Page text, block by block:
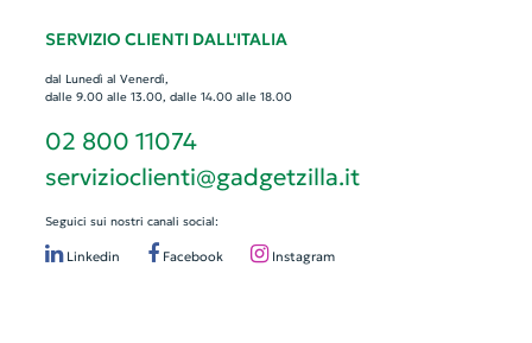
SERVIZIO CLIENTI DALL'ITALIA
dal Lunedì al Venerdì,
dalle 9.00 alle 13.00, dalle 14.00 alle 18.00
02 800 11074
servizioclienti@gadgetzilla.it
Seguici sui nostri canali social:
Linkedin Facebook Instagram